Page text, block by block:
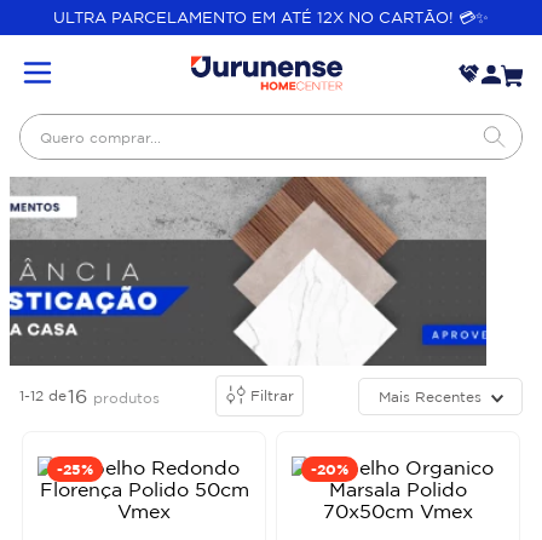
ULTRA PARCELAMENTO EM ATÉ 12X NO CARTÃO! 💳✨
Quero comprar...
1-12 de16 produtos Filtrar Mais Recentes
-25% -20%